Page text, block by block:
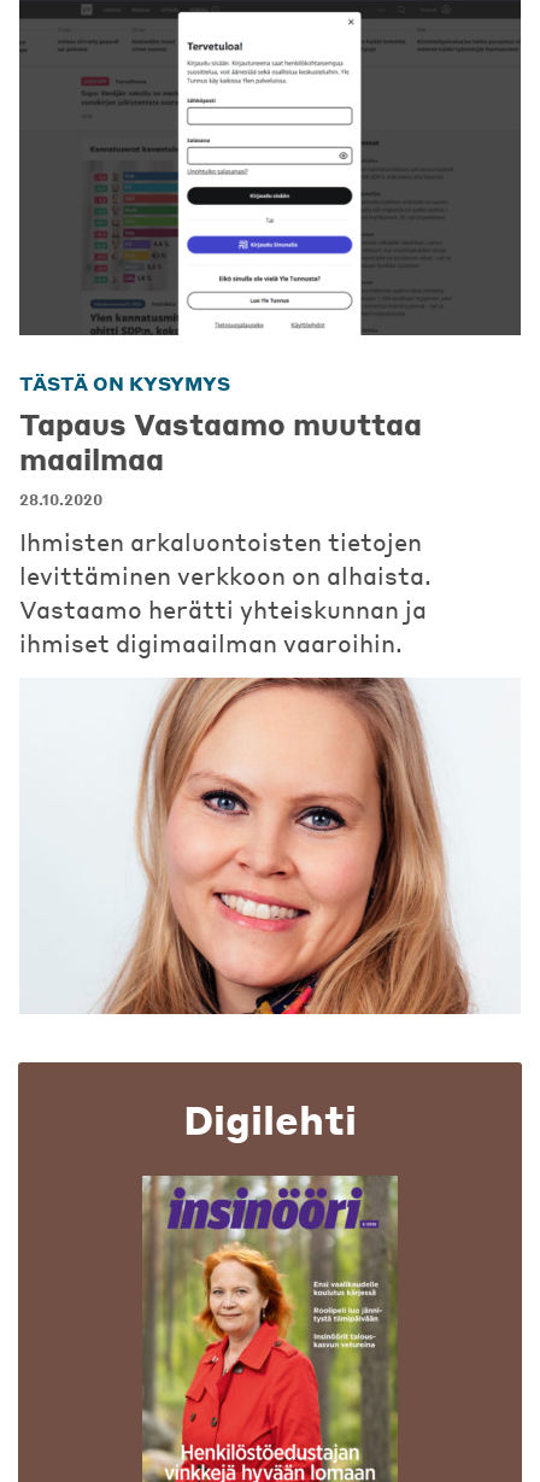
TÄSTÄ ON KYSYMYS
Tapaus Vastaamo muuttaa
maailmaa
28.10.2020
Ihmisten arkaluontoisten tietojen
levittäminen verkkoon on alhaista.
Vastaamo herätti yhteiskunnan ja
ihmiset digimaailman vaaroihin.
Digilehti